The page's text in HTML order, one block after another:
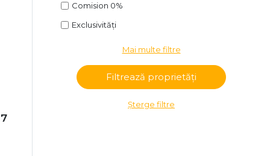
Comision 0%
Exclusivități
Mai multe filtre
Șterge filtre